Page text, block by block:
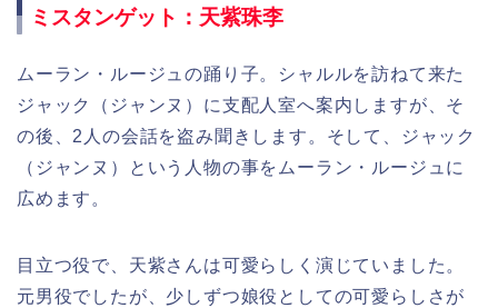
ミスタンゲット：天紫珠李
ムーラン・ルージュの踊り子。シャルルを訪ねて来た
ジャック（ジャンヌ）に支配人室へ案内しますが、そ
の後、2人の会話を盗み聞きします。そして、ジャック
（ジャンヌ）という人物の事をムーラン・ルージュに
広めます。
目立つ役で、天紫さんは可愛らしく演じていました。
元男役でしたが、少しずつ娘役としての可愛らしさが